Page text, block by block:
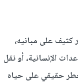
كثيف على مبانيه،
الإنسانية، أو نقل
حقيقي على حياه